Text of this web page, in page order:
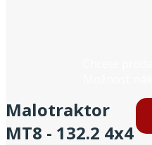
Malotraktor
MT8 - 132.2 4x4